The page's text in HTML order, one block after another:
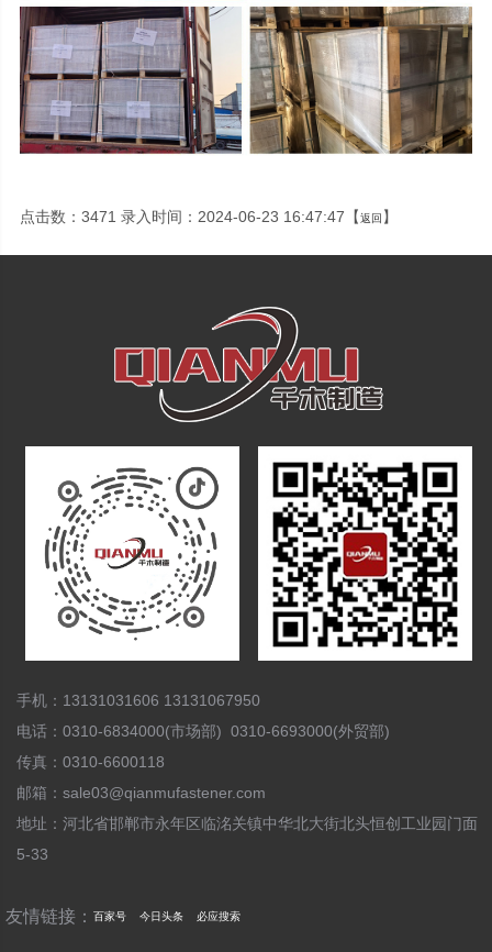
点击数：3471 录入时间：2024-06-23 16:47:47【返回 】
手机：13131031606 13131067950
电话：0310-6834000(市场部) 0310-6693000(外贸部)
传真：0310-6600118
邮箱：sale03@qianmufastener.com
地址：河北省邯郸市永年区临洺关镇中华北大街北头恒创工业园门面
5-33
友情链接： 百家号 今日头条 必应搜索